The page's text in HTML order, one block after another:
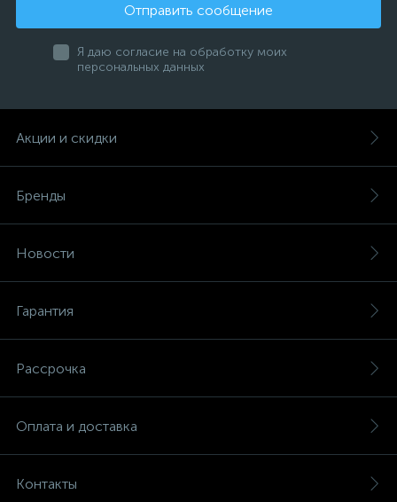
Отправить сообщение
Я даю согласие на обработку моих
персональных данных
Акции и скидки
Бренды
Новости
Гарантия
Рассрочка
Оплата и доставка
Контакты